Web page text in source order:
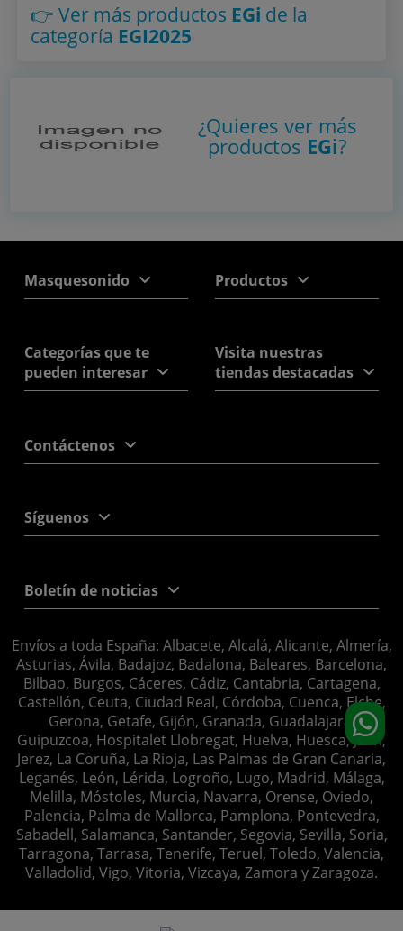
👉 Ver más productos EGi de la
categoría EGI2025
¿Quieres ver más
productos EGi?
Masquesonido Productos
Categorías que te
pueden interesar
Visita nuestras
tiendas destacadas
Contáctenos
Síguenos
Boletín de noticias
Envíos a toda España: Albacete, Alcalá, Alicante, Almería,
Asturias, Ávila, Badajoz, Badalona, Baleares, Barcelona,
Bilbao, Burgos, Cáceres, Cádiz, Cantabria, Cartagena,
Castellón, Ceuta, Ciudad Real, Córdoba, Cuenca, Elche,
Gerona, Getafe, Gijón, Granada, Guadalajara,
Guipuzcoa, Hospitalet Llobregat, Huelva, Huesca, Jaén,
Jerez, La Coruña, La Rioja, Las Palmas de Gran Canaria,
Leganés, León, Lérida, Logroño, Lugo, Madrid, Málaga,
Melilla, Móstoles, Murcia, Navarra, Orense, Oviedo,
Palencia, Palma de Mallorca, Pamplona, Pontevedra,
Sabadell, Salamanca, Santander, Segovia, Sevilla, Soria,
Tarragona, Tarrasa, Tenerife, Teruel, Toledo, Valencia,
Valladolid, Vigo, Vitoria, Vizcaya, Zamora y Zaragoza.